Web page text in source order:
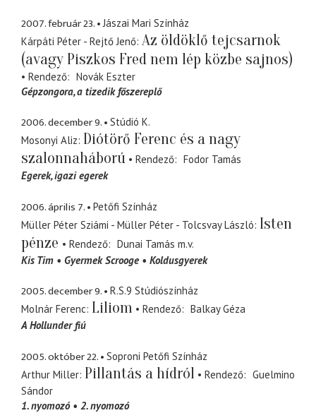
2007. február 23.
Jászai Mari Színház
Kárpáti Péter - Rejtő Jenő Az öldöklő tejcsarnok
(avagy Piszkos Fred nem lép közbe sajnos)
Rendező
Novák Eszter
Gépzongora a tizedik főszereplő
2006. december 9.
Stúdió K.
Mosonyi Aliz Diótörő Ferenc és a nagy
szalonnaháború
Rendező
Fodor Tamás
Egerek igazi egerek
2006. április 7.
Petőfi Színház
Müller Péter Sziámi - Müller Péter - Tolcsvay László Isten
pénze
Rendező Dunai Tamás m.v.
Kis Tim
Gyermek Scrooge Koldusgyerek
2005. december 9.
R.S.9 Stúdiószínház
Molnár Ferenc Liliom Rendező
Balkay Géza
A Hollunder fiú
2005. október 22.
Soproni Petőfi Színház
Arthur Miller Pillantás a hídról Rendező
Guelmino
Sándor
1. nyomozó
2. nyomozó